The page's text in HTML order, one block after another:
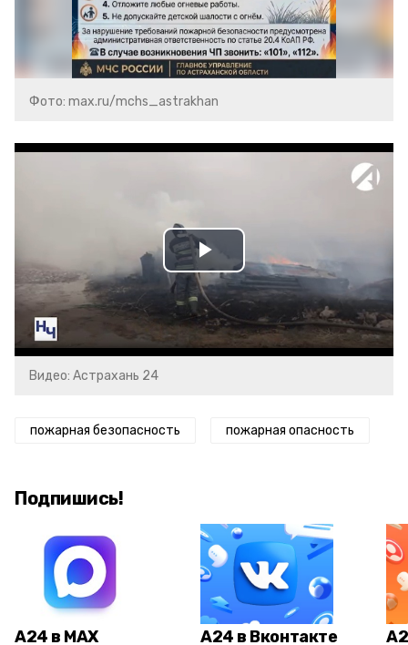
Фото: max.ru/mchs_astrakhan
Play
Video
Видео: Астрахань 24
пожарная безопасность пожарная опасность
Подпишись!
А24 в MAX А24 в Вконтакте